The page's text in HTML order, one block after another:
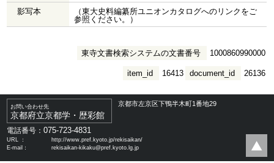
影写本
（東大史料編纂所ユニオンカタログへのリンクをご
参照ください。）
東寺文書検索システムの文書番号 1000860990000
document_id 26136
item_id 16413
お問い合わせ先
京都府立京都学・歴彩館
京都市左京区下鴨半木町1番地29
電話番号：075-723-4831
URL ：
http://www.pref.kyoto.jp/rekisaikan/
E-mail：
rekisaikan-kikaku@pref.kyoto.lg.jp